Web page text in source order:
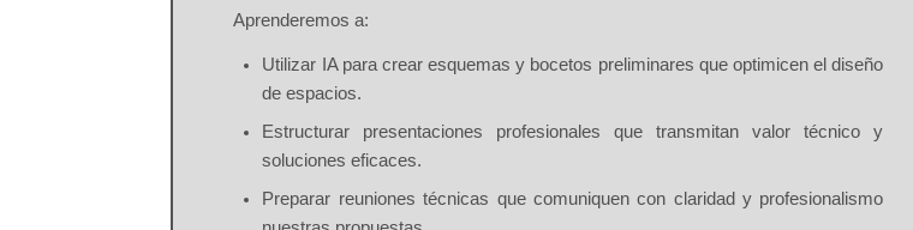
Aprenderemos a:
Utilizar IA para crear esquemas y bocetos preliminares que optimicen el diseño
de espacios.
Estructurar presentaciones profesionales que transmitan valor técnico y
soluciones eficaces.
Preparar reuniones técnicas que comuniquen con claridad y profesionalismo